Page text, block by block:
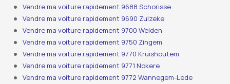
Vendre ma voiture rapidement 9688 Schorisse
Vendre ma voiture rapidement 9690 Zulzeke
Vendre ma voiture rapidement 9700 Welden
Vendre ma voiture rapidement 9750 Zingem
Vendre ma voiture rapidement 9770 Kruishoutem
Vendre ma voiture rapidement 9771 Nokere
Vendre ma voiture rapidement 9772 Wannegem-Lede